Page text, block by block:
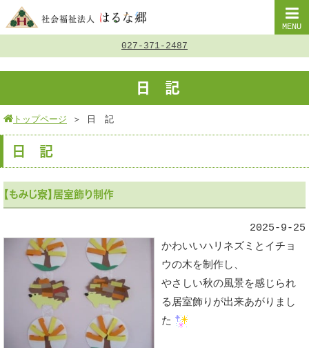
MENU
027-371-2487
日 記
トップページ ＞ 日 記
日 記
【もみじ寮】居室飾り制作
2025-9-25
かわいいハリネズミとイチョ
ウの木を制作し、
やさしい秋の風景を感じられ
る居室飾りが出来あがりまし
た